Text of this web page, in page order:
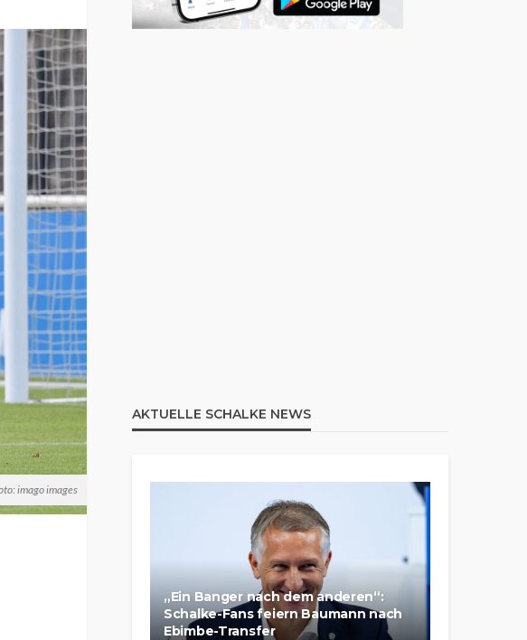
imago images
AKTUELLE SCHALKE NEWS
„Ein Banger nach dem anderen“:
Schalke-Fans feiern Baumann nach
Ebimbe-Transfer